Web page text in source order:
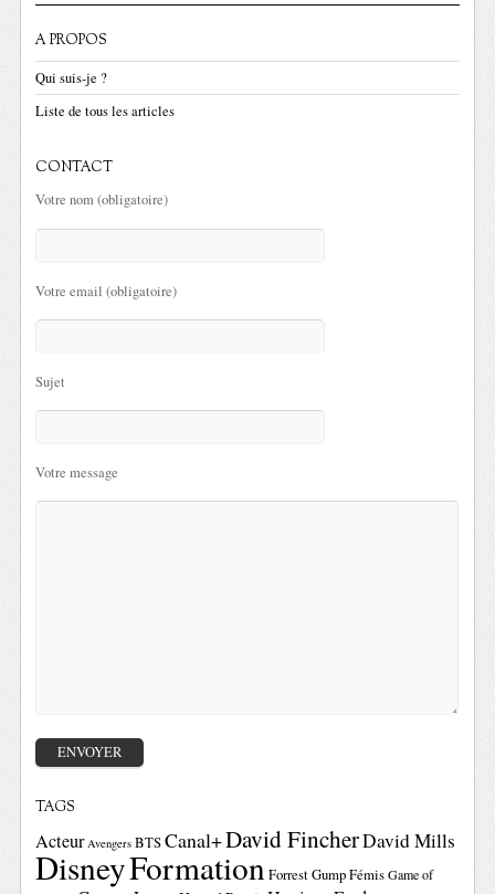
A PROPOS
Qui suis-je ?
Liste de tous les articles
CONTACT
Votre nom (obligatoire)
Votre email (obligatoire)
Sujet
Votre message
TAGS
Acteur Avengers BTSCanal+David FincherDavid Mills
DisneyFormationForrest GumpFémis Game of